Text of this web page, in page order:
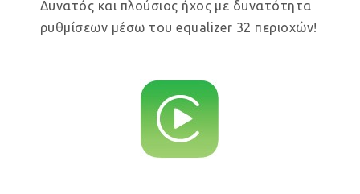
Δυνατός και πλούσιος ήχος με δυνατότητα
ρυθμίσεων μέσω του equalizer 32 περιοχών!